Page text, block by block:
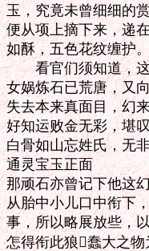
玉，究竟未曾细细的
便从项上摘下来，递
如酥，五色花纹缠护。
看官们须知道，这
女娲炼石已荒唐，又
失去本来真面目，幻
好知运败金无彩，堪
白骨如山忘姓氏，无
通灵宝玉正面　　　
那顽石亦曾记下他这
从胎中小儿口中衔下
事，所以略展放些，
怎得衔此狼蠢大之物